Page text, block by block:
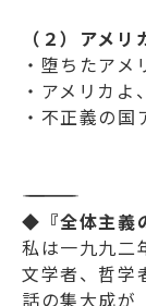
（２）アメ
・堕ちたアメ
・アメリカよ
・不正義の
―――――――――――――
◆『全体主義
私は一九九二
文学者、哲学
話の集大成が